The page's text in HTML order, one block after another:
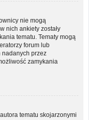
nie mogą
nich ankiety zostały
tematu. Tematy mogą
forum lub
nadanych przez
zamykania
tematu skojarzonymi